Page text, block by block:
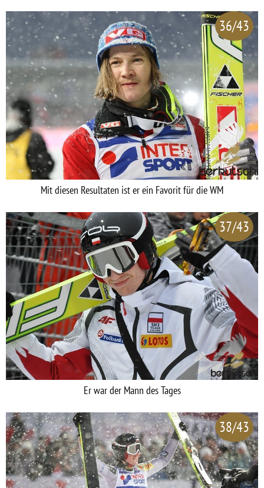
36/43
Mit diesen Resultaten ist er ein Favorit für die WM
37/43
Er war der Mann des Tages
38/43